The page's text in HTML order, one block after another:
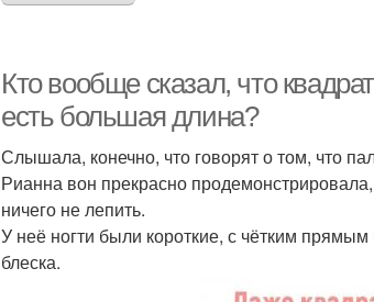
Кто вообще сказал, что
есть большая длина?
Слышала, конечно, что говорят о том, что
Рианна вон прекрасно
ничего не лепить.
У неё ногти были короткие, с чётким
блеска.